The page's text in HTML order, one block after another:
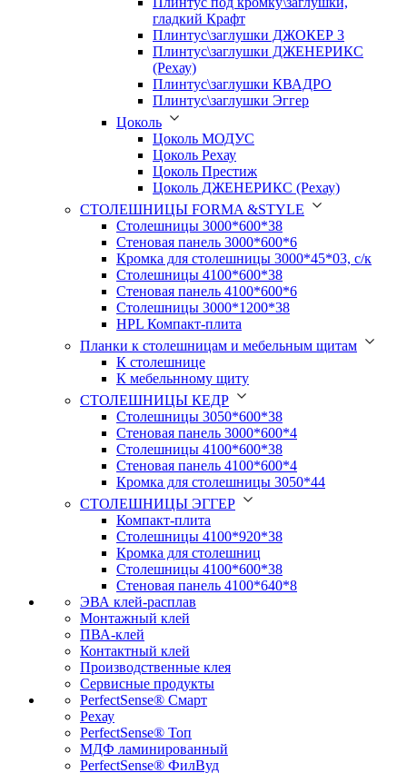
гладкий Крафт
Плинтус\заглушки ДЖОКЕР 3
Плинтус\заглушки ДЖЕНЕРИКС
(Рехау)
Плинтус\заглушки КВАДРО
Плинтус\заглушки Эггер
Цоколь
Цоколь МОДУС
Цоколь Рехау
Цоколь Престиж
Цоколь ДЖЕНЕРИКС (Рехау)
СТОЛЕШНИЦЫ FORMA &STYLE
Столешницы 3000*600*38
Стеновая панель 3000*600*6
Кромка для столешницы 3000*45*03, с/к
Столешницы 4100*600*38
Стеновая панель 4100*600*6
Столешницы 3000*1200*38
HPL Компакт-плита
Планки к столешницам и мебельным щитам
К столешнице
К мебельнному щиту
СТОЛЕШНИЦЫ КЕДР
Столешницы 3050*600*38
Стеновая панель 3000*600*4
Столешницы 4100*600*38
Стеновая панель 4100*600*4
Кромка для столешницы 3050*44
СТОЛЕШНИЦЫ ЭГГЕР
Компакт-плита
Столешницы 4100*920*38
Кромка для столешниц
Столешницы 4100*600*38
Стеновая панель 4100*640*8
ЭВА клей-расплав
Монтажный клей
ПВА-клей
Контактный клей
Производственные клея
Сервисные продукты
PerfectSense® Смарт
Рехау
PerfectSense® Топ
МДФ ламинированный
PerfectSense® ФилВуд